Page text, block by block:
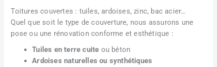
Toitures couvertes : tuiles, ardoises, zinc, bac acier…
Quel que soit le type de couverture, nous assurons une
pose ou une rénovation conforme et esthétique :
Tuiles en terre cuite ou béton
Ardoises naturelles ou synthétiques